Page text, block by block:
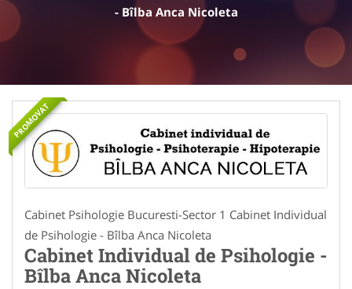
- Bîlba Anca Nicoleta
PROMOVAT
Cabinet Psihologie Bucuresti-Sector 1 Cabinet Individual
de Psihologie - Bîlba Anca Nicoleta
Cabinet Individual de Psihologie -
Bîlba Anca Nicoleta